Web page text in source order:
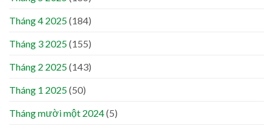
Tháng 4 2025(184)
Tháng 3 2025(155)
Tháng 2 2025(143)
Tháng 1 2025(50)
Tháng mười một 2024(5)